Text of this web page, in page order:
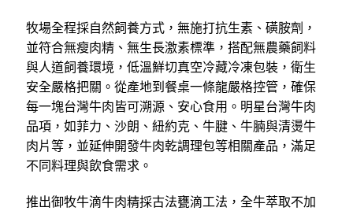
牧場全程採自然飼養方式，無施打抗生素、磺胺劑，
並符合無瘦肉精、無生長激素標準，搭配無農藥飼料
與人道飼養環境，低溫鮮切真空冷藏冷凍包裝，衛生
安全嚴格把關。從產地到餐桌一條龍嚴格控管，確保
每一塊台灣牛肉皆可溯源、安心食用。明星台灣牛肉
品項，如菲力、沙朗、紐約克、牛腱、牛腩與清燙牛
肉片等，並延伸開發牛肉乾調理包等相關產品，滿足
不同料理與飲食需求。
推出御牧牛滴牛肉精採古法甕滴工法，全牛萃取不加